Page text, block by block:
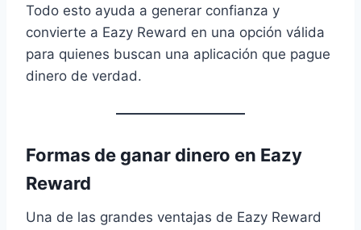
Todo esto ayuda a generar confianza y
convierte a Eazy Reward en una opción válida
para quienes buscan una aplicación que pague
dinero de verdad.
Formas de ganar dinero en Eazy
Reward
Una de las grandes ventajas de Eazy Reward